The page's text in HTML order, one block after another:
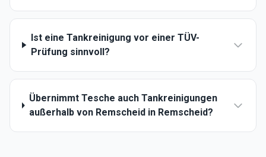
Ist eine Tankreinigung vor einer TÜV-
Prüfung sinnvoll?
Übernimmt Tesche auch Tankreinigungen
außerhalb von Remscheid in Remscheid?